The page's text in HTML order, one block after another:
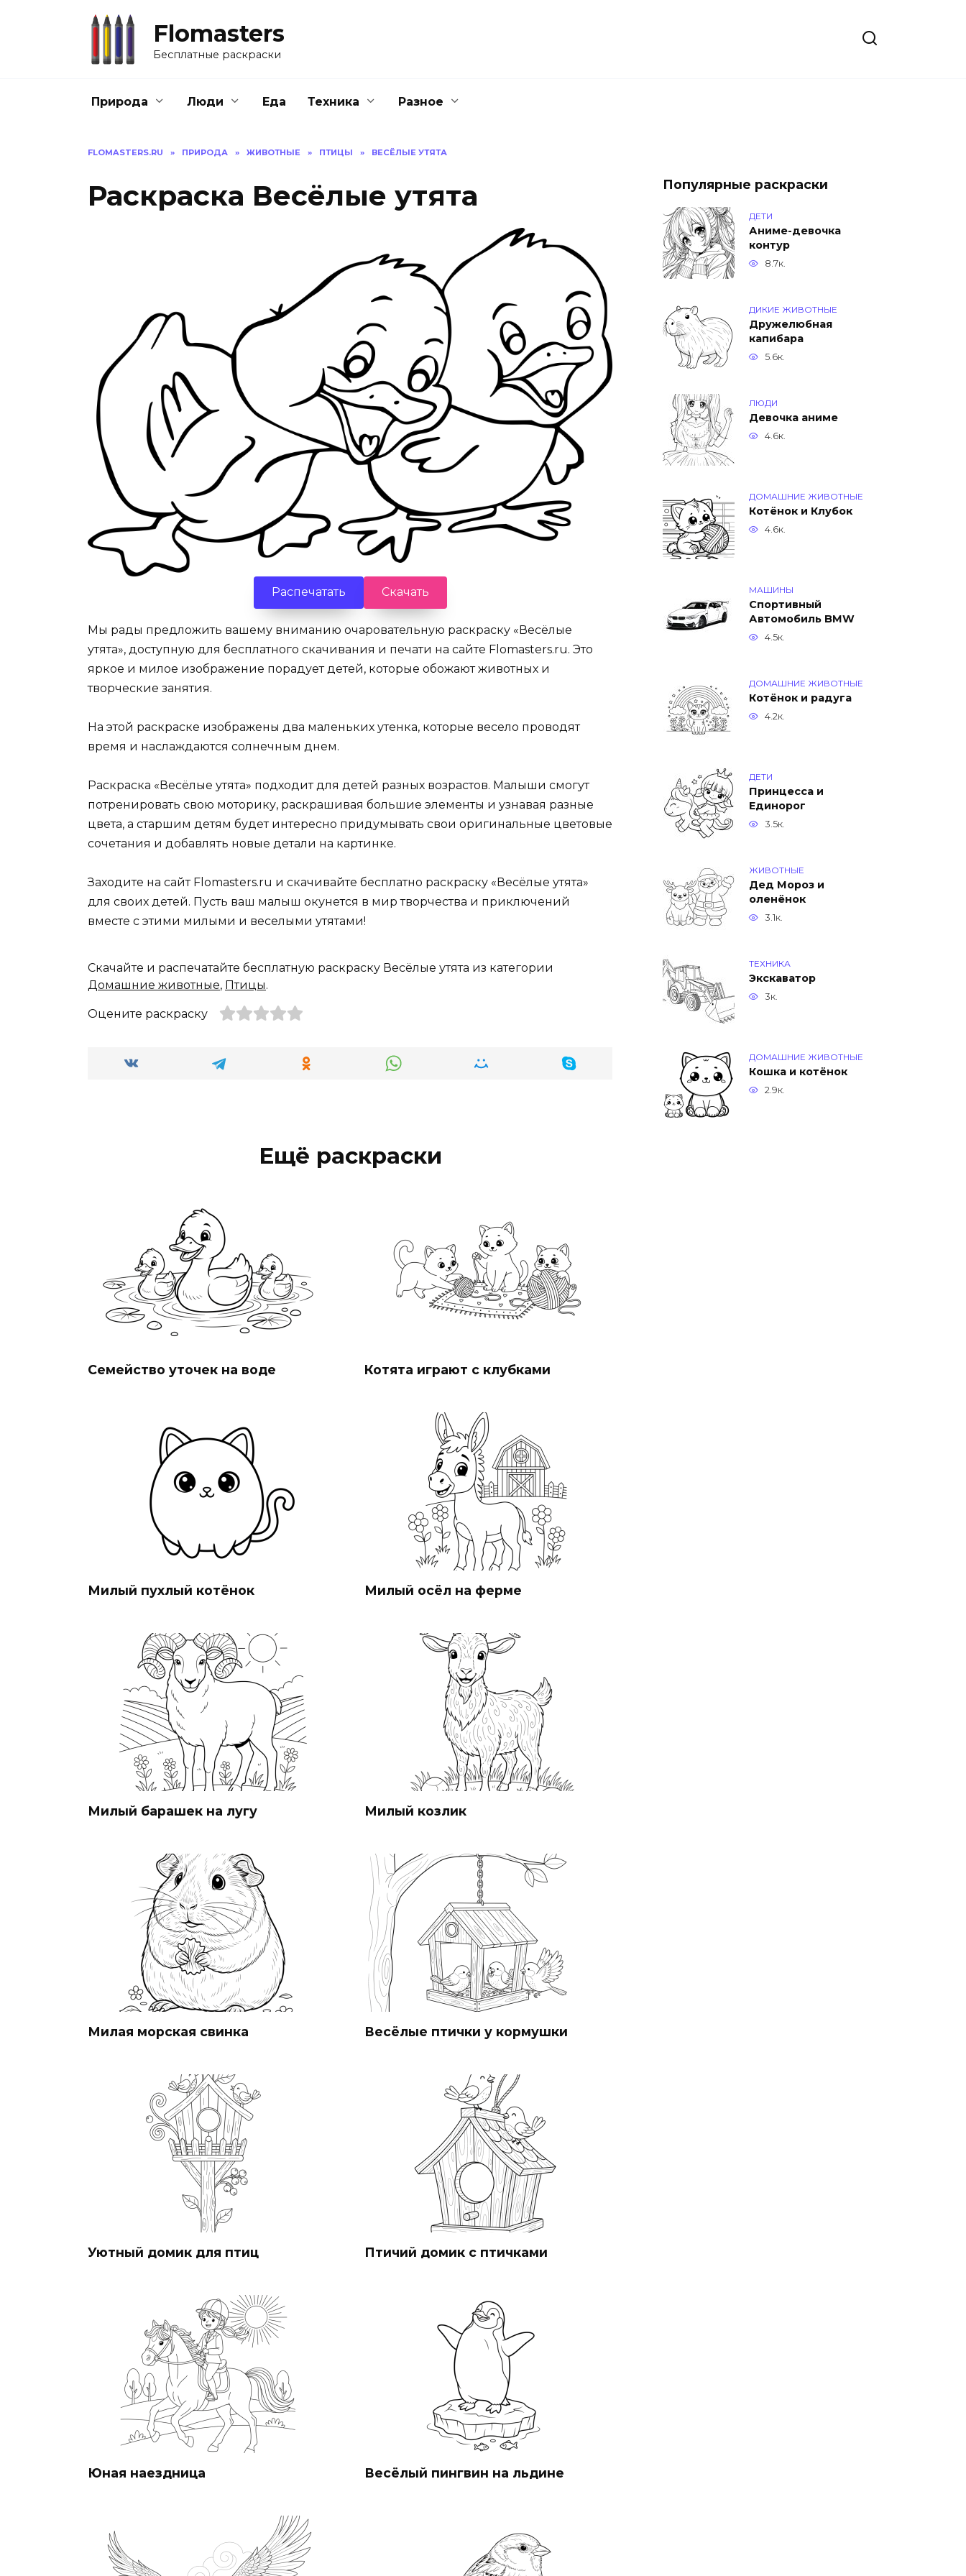
Flomasters
Бесплатные раскраски
Природа Люди Еда Техника Разное
FLOMASTERS.RU » ПРИРОДА » ЖИВОТНЫЕ » ПТИЦЫ » ВЕСЁЛЫЕ УТЯТА
Раскраска Весёлые утята
Распечатать Скачать
Мы рады предложить вашему вниманию очаровательную раскраску «Весёлые
утята», доступную для бесплатного скачивания и печати на сайте Flomasters.ru. Это
яркое и милое изображение порадует детей, которые обожают животных и
творческие занятия.
На этой раскраске изображены два маленьких утенка, которые весело проводят
время и наслаждаются солнечным днем.
Раскраска «Весёлые утята» подходит для детей разных возрастов. Малыши смогут
потренировать свою моторику, раскрашивая большие элементы и узнавая разные
цвета, а старшим детям будет интересно придумывать свои оригинальные цветовые
сочетания и добавлять новые детали на картинке.
Заходите на сайт Flomasters.ru и скачивайте бесплатно раскраску «Весёлые утята»
для своих детей. Пусть ваш малыш окунется в мир творчества и приключений
вместе с этими милыми и веселыми утятами!
Скачайте и распечатайте бесплатную раскраску Весёлые утята из категории
Домашние животные, Птицы.
Оцените раскраску
Ещё раскраски
Семейство уточек на воде Котята играют с клубками
Милый пухлый котёнок Милый осёл на ферме
Милый барашек на лугу Милый козлик
Милая морская свинка Весёлые птички у кормушки
Уютный домик для птиц Птичий домик с птичками
Юная наездница Весёлый пингвин на льдине
Популярные раскраски
ДЕТИ
Аниме-девочка
контур
8.7к.
ДИКИЕ ЖИВОТНЫЕ
Дружелюбная
капибара
5.6к.
ЛЮДИ
Девочка аниме
4.6к.
ДОМАШНИЕ ЖИВОТНЫЕ
Котёнок и Клубок
4.6к.
МАШИНЫ
Спортивный
Автомобиль BMW
4.5к.
ДОМАШНИЕ ЖИВОТНЫЕ
Котёнок и радуга
4.2к.
ДЕТИ
Принцесса и
Единорог
3.5к.
ЖИВОТНЫЕ
Дед Мороз и
оленёнок
3.1к.
ТЕХНИКА
Экскаватор
3к.
ДОМАШНИЕ ЖИВОТНЫЕ
Кошка и котёнок
2.9к.